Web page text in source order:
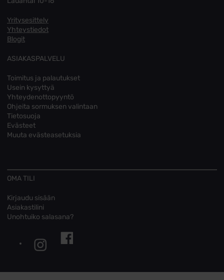
Yritysesittely
Yhteystiedot
Blogit
ASIAKASPALVELU
Toimitus ja palautukset
Usein kysyttyä
Yhteydenottopyyntö
Ohjeita sormuksen valintaan
Tietosuoja
Evästeet
Muuta evästeasetuksia
OMA TILI
Kirjaudu sisään
Asiakastilini
Unohtuiko salasana?